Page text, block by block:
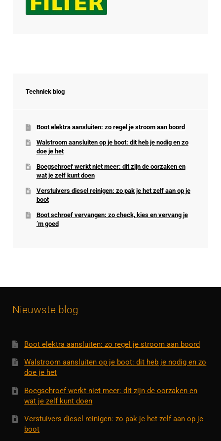
Techniek blog
Boot elektra aansluiten: zo regel je stroom aan boord
Walstroom aansluiten op je boot: dit heb je nodig en zo
doe je het
Boegschroef werkt niet meer: dit zijn de oorzaken en
wat je zelf kunt doen
Verstuivers diesel reinigen: zo pak je het zelf aan op je
boot
Boot schroef vervangen: zo check, kies en vervang je
’m goed
Nieuwste blog
Boot elektra aansluiten: zo regel je stroom aan boord
Walstroom aansluiten op je boot: dit heb je nodig en zo
doe je het
Boegschroef werkt niet meer: dit zijn de oorzaken en
wat je zelf kunt doen
Verstuivers diesel reinigen: zo pak je het zelf aan op je
boot